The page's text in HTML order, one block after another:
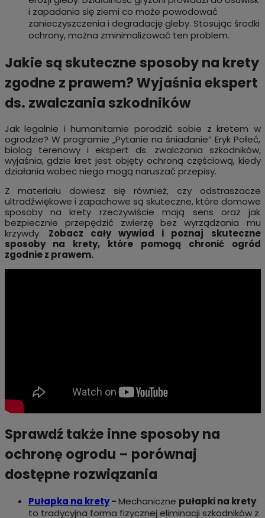
i zapadania się ziemi co może powodować
zanieczyszczenia i degradację gleby. Stosując środki
ochrony, można zminimalizować ten problem.
Jakie są skuteczne sposoby na krety
zgodne z prawem? Wyjaśnia ekspert
ds. zwalczania szkodników
Jak legalnie i humanitarnie poradzić sobie z kretem w
ogrodzie? W programie „Pytanie na śniadanie” Eryk Połeć,
biolog terenowy i ekspert ds. zwalczania szkodników,
wyjaśnia, gdzie kret jest objęty ochroną częściową, kiedy
działania wobec niego mogą naruszać przepisy.
Z materiału dowiesz się również, czy odstraszacze
ultradźwiękowe i zapachowe są skuteczne, które domowe
sposoby na krety rzeczywiście mają sens oraz jak
bezpiecznie przepędzić zwierzę bez wyrządzania mu
krzywdy. Zobacz cały wywiad i poznaj skuteczne
sposoby na krety, które pomogą chronić ogród
zgodnie z prawem.
Sprawdź także inne sposoby na
ochronę ogrodu – porównaj
dostępne rozwiązania
Pułapka na krety-Mechaniczne pułapki na krety
to tradycyjna forma fizycznej eliminacji szkodników z